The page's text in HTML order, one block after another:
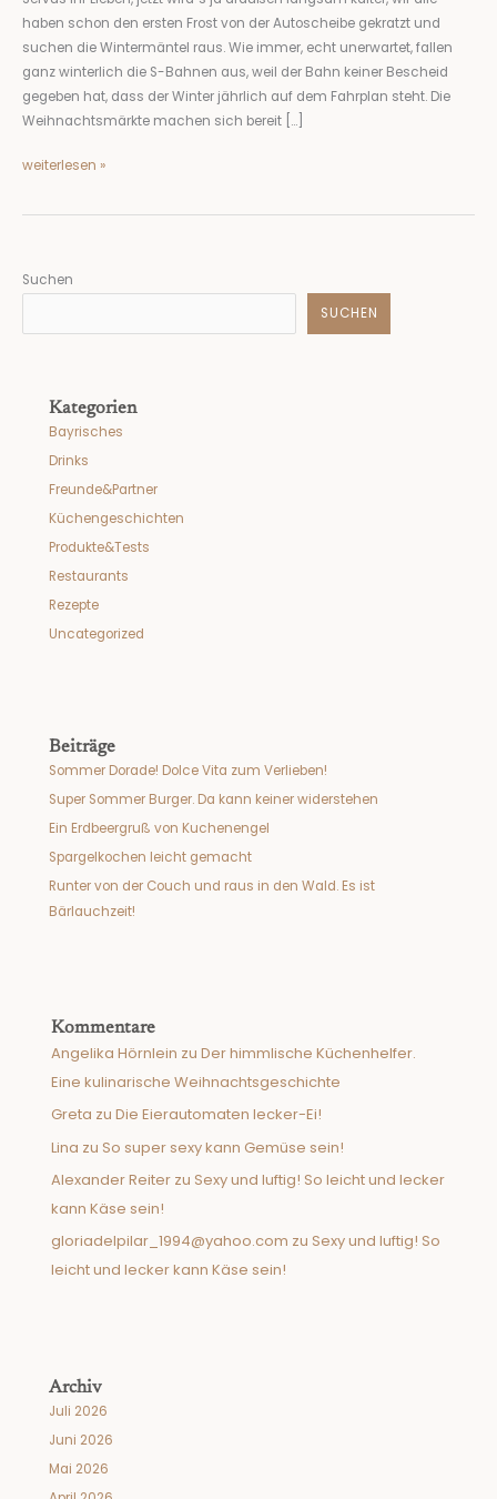
haben schon den ersten Frost von der Autoscheibe gekratzt und
suchen die Wintermäntel raus. Wie immer, echt unerwartet, fallen
ganz winterlich die S-Bahnen aus, weil der Bahn keiner Bescheid
gegeben hat, dass der Winter jährlich auf dem Fahrplan steht. Die
Weihnachtsmärkte machen sich bereit […]
weiterlesen »
Suchen
SUCHEN
Kategorien
Bayrisches
Drinks
Freunde&Partner
Küchengeschichten
Produkte&Tests
Restaurants
Rezepte
Uncategorized
Beiträge
Sommer Dorade! Dolce Vita zum Verlieben!
Super Sommer Burger. Da kann keiner widerstehen
Ein Erdbeergruß von Kuchenengel
Spargelkochen leicht gemacht
Runter von der Couch und raus in den Wald. Es ist
Bärlauchzeit!
Kommentare
Angelika Hörnlein zu Der himmlische Küchenhelfer.
Eine kulinarische Weihnachtsgeschichte
Greta zu Die Eierautomaten lecker-Ei!
Lina zu So super sexy kann Gemüse sein!
Alexander Reiter zu Sexy und luftig! So leicht und lecker
kann Käse sein!
gloriadelpilar_1994@yahoo.com zu Sexy und luftig! So
leicht und lecker kann Käse sein!
Archiv
Juli 2026
Juni 2026
Mai 2026